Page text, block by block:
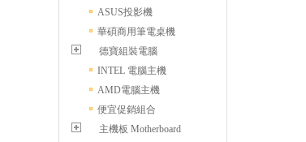
ASUS投影機
華碩商用筆電桌機
德寶組裝電腦
INTEL 電腦主機
AMD電腦主機
便宜促銷組合
主機板 Motherboard